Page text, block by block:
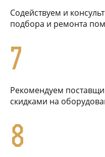
Содействуем и
подбора и ремонта
7
Рекомендуем
скидками на
8